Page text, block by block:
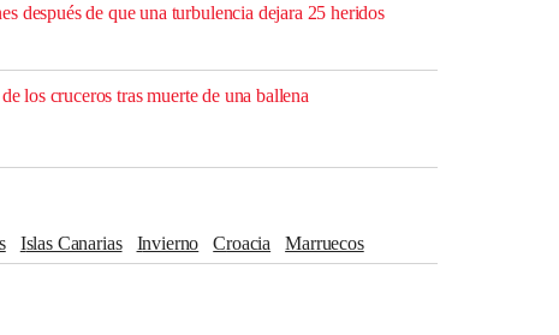
después de que una turbulencia dejara 25 heridos
los cruceros tras muerte de una ballena
Islas Canarias Invierno Croacia
Marruecos